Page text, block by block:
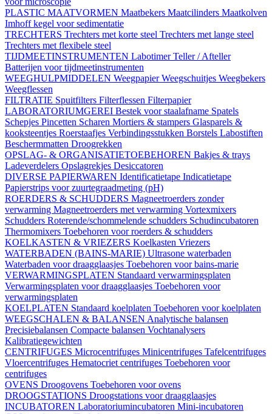
PLASTIC MAATVORMEN Maatbekers Maatcilinders Maatkolven
Imhoff kegel voor sedimentatie
TRECHTERS Trechters met korte steel Trechters met lange steel
Trechters met flexibele steel
TIJDMEETINSTRUMENTEN LabotimerTeller / Afteller
Batterijen voor tijdmeetinstrumenten
WEEGHULPMIDDELEN WeegpapierWeegschuitjes Weegbekers
Weegflessen
FILTRATIE Spuitfilters Filterflessen Filterpapier
LABORATORIUMGEREI Bestek voor staalafname Spatels
Schepjes Pincetten Scharen Mortiers & stampers Glasparels &
kooksteentjes Roerstaafjes Verbindingsstukken Borstels Labostiften
Beschermmatten Droogrekken
OPSLAG- & ORGANISATIETOEBEHOREN Bakjes & trays
Ladeverdelers Opslagrekjes Desiccatoren
DIVERSE PAPIERWAREN Identificatietape Indicatietape
Papierstrips voor zuurtegraadmeting (pH)
ROERDERS & SCHUDDERS Magneetroerders zonder
verwarming Magneetroerders met verwarming Vortexmixers
Schudders Roterende/schommelende schudders Schudincubatoren
Thermomixers Toebehoren voor roerders & schudders
KOELKASTEN & VRIEZERS Koelkasten Vriezers
WATERBADEN (BAINS-MARIE) Ultrasone waterbaden
Waterbaden voor draagglaasjes Toebehoren voor bains-marie
VERWARMINGSPLATEN Standaard verwarmingsplaten
Verwarmingsplaten voor draagglaasjes Toebehoren voor
verwarmingsplaten
KOELPLATEN Standaard koelplaten Toebehoren voor koelplaten
WEEGSCHALEN & BALANSEN Analytische balansen
Precisiebalansen Compacte balansen Vochtanalysers
Kalibratiegewichten
CENTRIFUGES Microcentrifuges Minicentrifuges Tafelcentrifuges
Vloercentrifuges Hematocriet centrifuges Toebehoren voor
centrifuges
OVENS Droogovens Toebehoren voor ovens
DROOGSTATIONS Droogstations voor draagglaasjes
INCUBATOREN Laboratoriumincubatoren Mini-incubatoren